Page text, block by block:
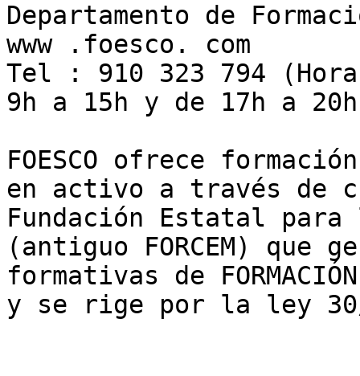
Departamento de
www .foesco. com
Tel : 910 323 794
9h a 15h y de 17h a
FOESCO ofrece
en activo a través de
Fundación Estatal para
(antiguo FORCEM) que
formativas de
y se rige por la ley